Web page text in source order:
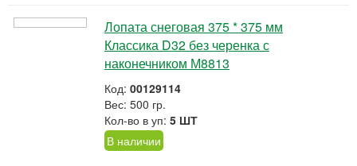
Лопата снеговая 375 * 375 мм
Классика D32 без черенка с
наконечником М8813
Код: 00129114
Вес: 500 гр.
Кол-во в уп: 5 ШТ
В наличии